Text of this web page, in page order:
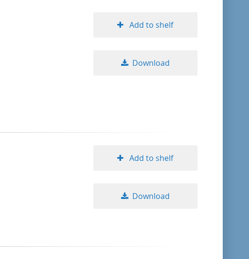
Add to shelf
Download
Add to shelf
Download